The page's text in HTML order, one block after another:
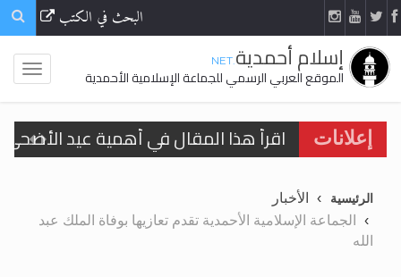
البحث في الكتب
إسلام أحمدية.NET
الموقع العربي الرسمي للجماعة الإسلامية الأحمدية
إعلانات
اقرأ هذا المقال في أهمية عيد
تعميم هامّ لأفراد الجماعة >> المزيد
الرئيسية
الأخبار
الجماعة الإسلامية الأحمدية تقدم تعازيها بوفاة الملك عبد
الله